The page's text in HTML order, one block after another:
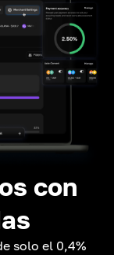
con
solo el 0,4%